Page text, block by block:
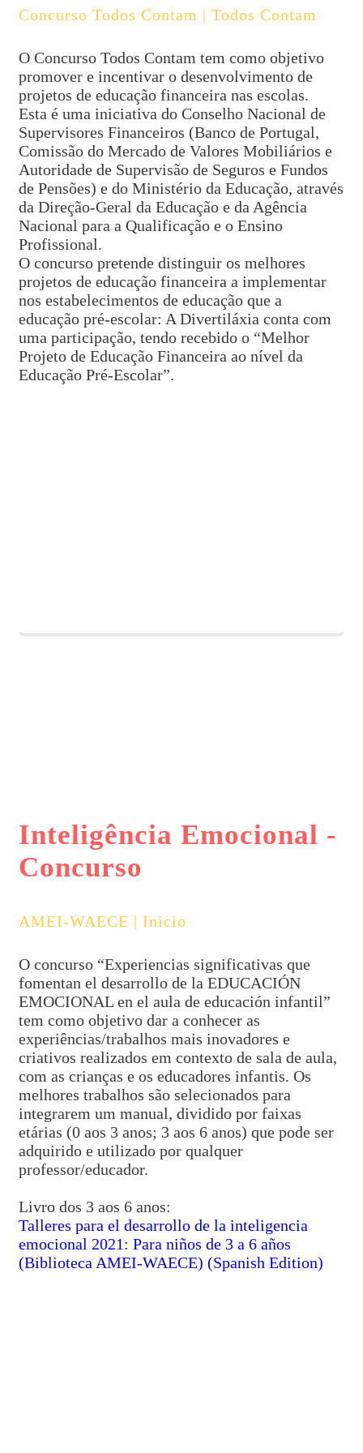
Concurso Todos Contam | Todos Contam
O Concurso Todos Contam tem como objetivo
promover e incentivar o desenvolvimento de
projetos de educação financeira nas escolas.
Esta é uma iniciativa do Conselho Nacional de
Supervisores Financeiros (Banco de Portugal,
Comissão do Mercado de Valores Mobiliários e
Autoridade de Supervisão de Seguros e Fundos
de Pensões) e do Ministério da Educação, através
da Direção-Geral da Educação e da Agência
Nacional para a Qualificação e o Ensino
Profissional.
O concurso pretende distinguir os melhores
projetos de educação financeira a implementar
nos estabelecimentos de educação que a
educação pré-escolar: A Divertiláxia conta com
uma participação, tendo recebido o “Melhor
Projeto de Educação Financeira ao nível da
Educação Pré-Escolar”.
Inteligência Emocional -
Concurso
AMEI-WAECE | Inicio
O concurso “Experiencias significativas que
fomentan el desarrollo de la EDUCACIÓN
EMOCIONAL en el aula de educación infantil”
tem como objetivo dar a conhecer as
experiências/trabalhos mais inovadores e
criativos realizados em contexto de sala de aula,
com as crianças e os educadores infantis. Os
melhores trabalhos são selecionados para
integrarem um manual, dividido por faixas
etárias (0 aos 3 anos; 3 aos 6 anos) que pode ser
adquirido e utilizado por qualquer
professor/educador.
Livro dos 3 aos 6 anos:
Talleres para el desarrollo de la inteligencia
emocional 2021: Para niños de 3 a 6 años
(Biblioteca AMEI-WAECE) (Spanish Edition)